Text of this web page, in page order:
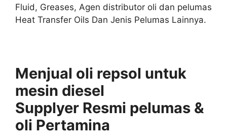
Fluid, Greases, Agen distributor oli dan pelumas
Heat Transfer Oils Dan Jenis Pelumas Lainnya.
Menjual oli repsol untuk
mesin diesel
Supplyer Resmi pelumas &
oli Pertamina